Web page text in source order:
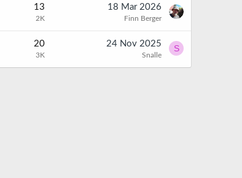
13
2K
18 Mar 2026
Finn Berger
20
3K
24 Nov 2025
Snalle
S